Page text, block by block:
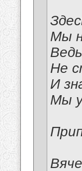
Мы
Не
И
Мы